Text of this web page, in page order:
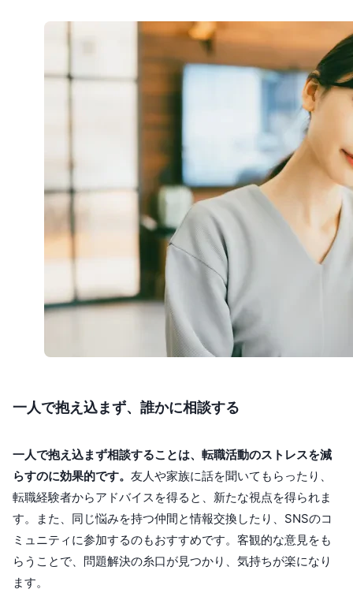
一人で抱え込まず、誰かに相談する
一人で抱え込まず相談することは、転職活動のストレスを減
らすのに効果的です。 友人や家族に話を聞いてもらったり、
転職経験者からアドバイスを得ると、新たな視点を得られま
す。また、同じ悩みを持つ仲間と情報交換したり、SNSのコ
ミュニティに参加するのもおすすめです。客観的な意見をも
らうことで、問題解決の糸口が見つかり、気持ちが楽になり
ます。